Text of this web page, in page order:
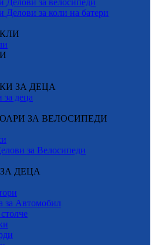
Делови за велосипеди
Делови за коли на батери
ЗА ДЕЦА
за деца
ЗА ВЕЛОСИПЕДИ
за Велосипеди
ДЕЦА
за Автомобил